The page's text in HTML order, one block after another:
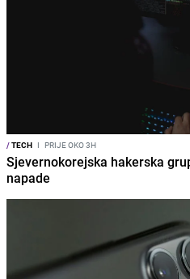
/TECH I PRIJE OKO 3H
Sjevernokorejska hakerska
napade